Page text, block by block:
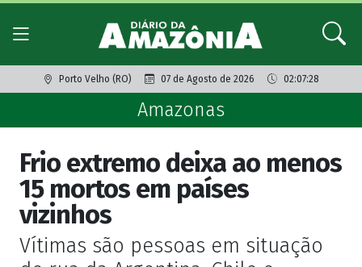
Porto Velho (RO) 07 de Agosto de 2026 02:07:28
Amazonas
Frio extremo deixa ao menos
15 mortos em países
vizinhos
Vítimas são pessoas em situação